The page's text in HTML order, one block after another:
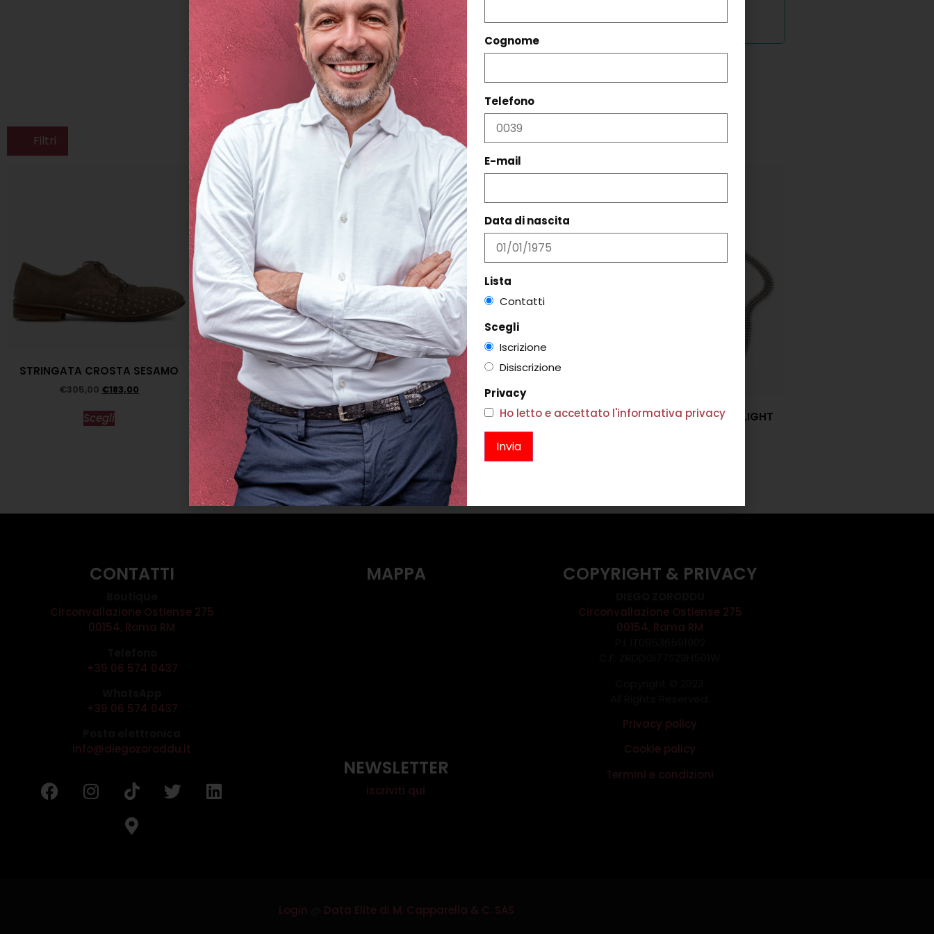
PRODOTTI CORRELATI
Filtri
STRINGATA CROSTA SESAMO
€305,00 €183,00
Scegli
BICCHIERE BAMBOO GROVE
ICHENDORF
€15,00
Scegli
PANTALONE COLAS OLIVE
112,00€67,00
Scegli
COLLANA ADÈLE CORTA LIGHT
CONTATTI
Circonvallazione Ostiense 275
00154, Roma RM
+39 06 574 0437
+39 06 574 0437
info@diegozoroddu.it
MAPPA
NEWSLETTER
iscriviti qui
COPYRIGHT & PRIVACY
Circonvallazione Ostiense 275
00154, Roma RM
Privacy policy
Cookie policy
Termini e condizioni
Login Data Elite di M. Capparella & C. SAS
Cognome
Telefono
E-mail
Data di nascita
Lista
Contatti
Scegli
Iscrizione
Disiscrizione
Privacy
Ho letto e accettato l'informativa privacy